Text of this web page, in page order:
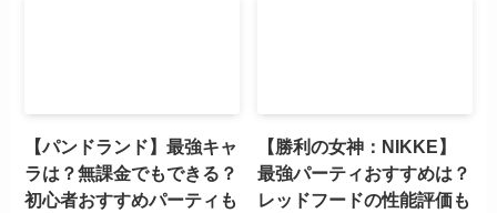
【パンドランド】最強キャ
ラは？無課金でもできる？
初心者おすすめパーティも
【勝利の女神：NIKKE】
最強パーティおすすめは？
レッドフードの性能評価も